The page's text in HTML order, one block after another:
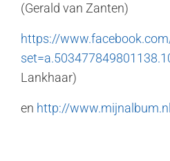
(Gerald van Zanten)
https://
Lankhaar)
en http://